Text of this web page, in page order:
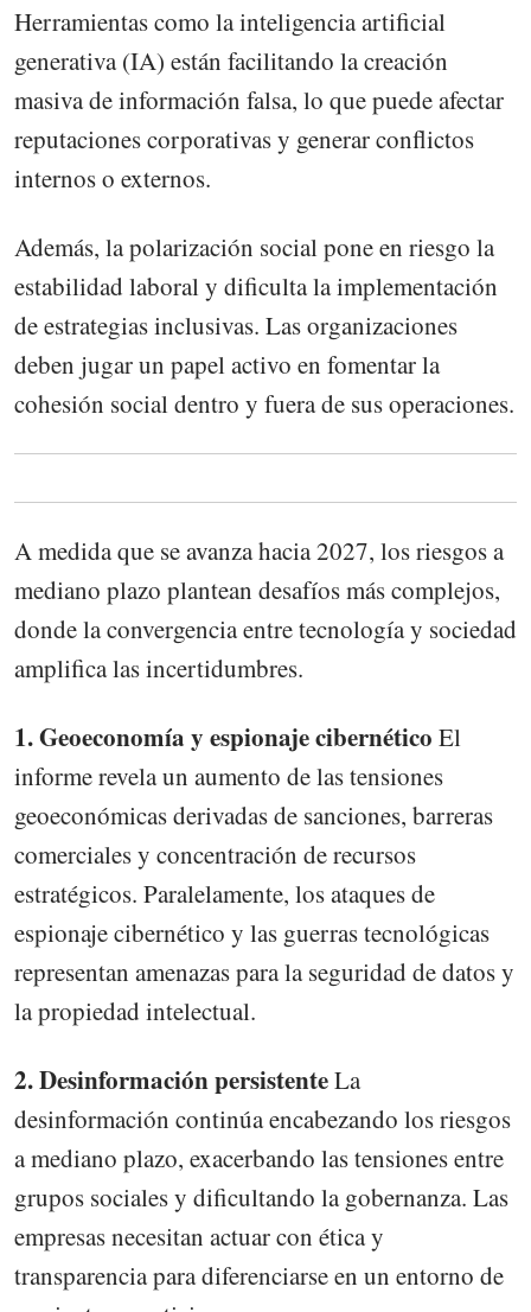
Herramientas como la inteligencia artificial
generativa (IA) están facilitando la creación
masiva de información falsa, lo que puede afectar
reputaciones corporativas y generar conflictos
internos o externos.
Además, la polarización social pone en riesgo la
estabilidad laboral y dificulta la implementación
de estrategias inclusivas. Las organizaciones
deben jugar un papel activo en fomentar la
cohesión social dentro y fuera de sus operaciones.
A medida que se avanza hacia 2027, los riesgos a
mediano plazo plantean desafíos más complejos,
donde la convergencia entre tecnología y sociedad
amplifica las incertidumbres.
1. Geoeconomía y espionaje cibernético El
informe revela un aumento de las tensiones
geoeconómicas derivadas de sanciones, barreras
comerciales y concentración de recursos
estratégicos. Paralelamente, los ataques de
espionaje cibernético y las guerras tecnológicas
representan amenazas para la seguridad de datos y
la propiedad intelectual.
2. Desinformación persistenteLa
desinformación continúa encabezando los riesgos
a mediano plazo, exacerbando las tensiones entre
grupos sociales y dificultando la gobernanza. Las
empresas necesitan actuar con ética y
transparencia para diferenciarse en un entorno de